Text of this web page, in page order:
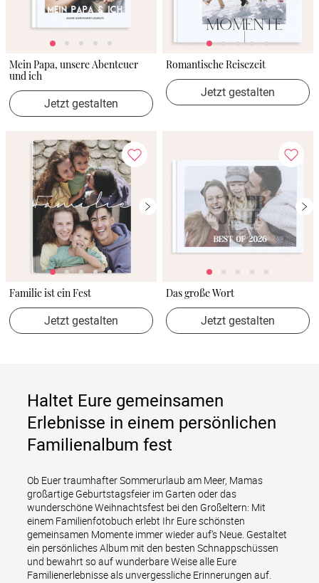
Mein Papa, unsere Abenteuer
und ich
Jetzt gestalten
Romantische Reisezeit
Jetzt gestalten
Familie ist ein Fest
Jetzt gestalten
Das große Wort
Jetzt gestalten
Haltet Eure gemeinsamen
Erlebnisse in einem persönlichen
Familienalbum fest
Ob Euer traumhafter Sommerurlaub am Meer, Mamas
großartige Geburtstagsfeier im Garten oder das
wunderschöne Weihnachtsfest bei den Großeltern: Mit
einem Familienfotobuch erlebt Ihr Eure schönsten
gemeinsamen Momente immer wieder auf‘s Neue. Gestaltet
ein persönliches Album mit den besten Schnappschüssen
und bewahrt so auf wunderbare Weise alle Eure
Familienerlebnisse als unvergessliche Erinnerungen auf.